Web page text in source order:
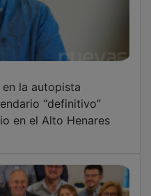
“definitivo”
en el Alto Henares